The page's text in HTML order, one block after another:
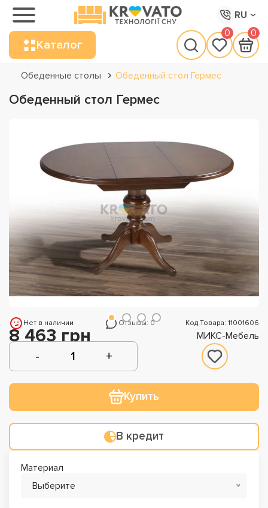
RU
Каталог
0 0
Обеденные столы Обеденный стол Гермес
Обеденный стол Гермес
Нет в наличии Отзывы: 0 Код Товара: 11001606
8 463 грн МИКС-Мебель
Купить
В кредит
Материал
Выберите